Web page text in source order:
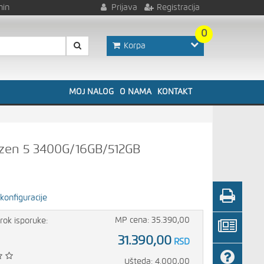
Prijava Registracija
0
Korpa
MOJ NALOG O NAMA KONTAKT
5 3400G/16GB/512GB
isporuke: MP cena: 35.390,00
31.390,00RSD
Ušteda: 4.000,00